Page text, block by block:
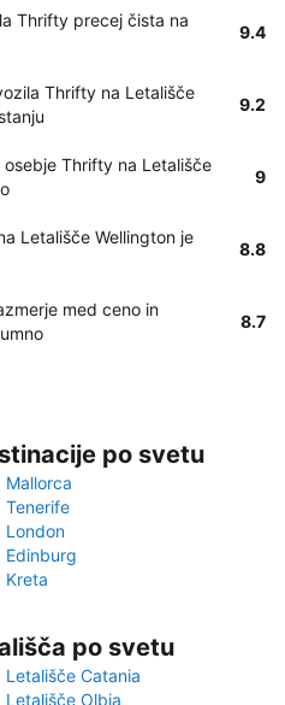
Thrifty precej čista na
9.4
Thrifty na Letališče
9.2
Thrifty na Letališče
9
Letališče Wellington je
8.8
med ceno in
8.7
po svetu
Mallorca
Tenerife
London
Edinburg
Kreta
po svetu
Letališče Catania
Letališče Olbia